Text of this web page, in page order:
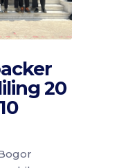
20